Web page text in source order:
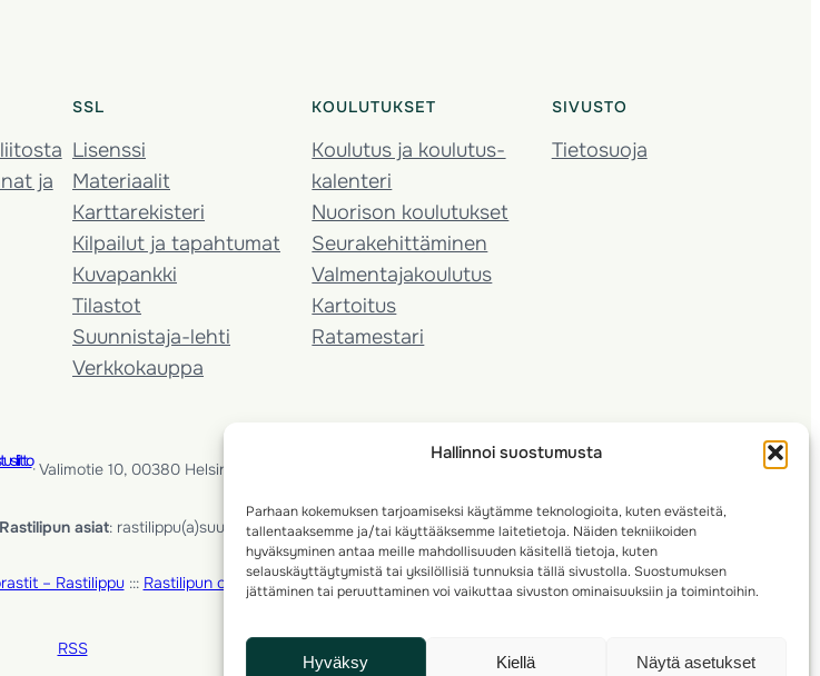
Hallinnoi suostumusta
Parhaan kokemuksen tarjoamiseksi käytämme teknologioita, kuten evästeitä,
tallentaaksemme ja/tai käyttääksemme laitetietoja. Näiden tekniikoiden
hyväksyminen antaa meille mahdollisuuden käsitellä tietoja, kuten
selauskäyttäytymistä tai yksilöllisiä tunnuksia tällä sivustolla. Suostumuksen
jättäminen tai peruuttaminen voi vaikuttaa sivuston ominaisuuksiin ja toimintoihin.
Hyväksy Kiellä Näytä asetukset
ja
SSL
Lisenssi
Materiaalit
Karttarekisteri
Kilpailut ja tapahtumat
Kuvapankki
Tilastot
Suunnistaja-lehti
Verkkokauppa
KOULUTUKSET
Koulutus ja koulutus­
kalenteri
Nuorison koulutukset
Seura­kehittäminen
Valmentaja­koulutus
Kartoitus
Ratamestari
SIVUSTO
Tietosuoja
· Valimotie 10, 00380 Helsinki, Finland
Rastilipun asiat: rastilippu(a)suunnistusliitto.fi
– Rastilippu::: Rastilipun ohjeet
RSS